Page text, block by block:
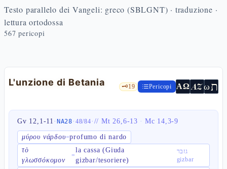
Testo parallelo dei Vangeli: greco (SBLGNT) · traduzione ·
lettura ortodossa
567 pericopi
L'unzione di Betania 🗝️19 Pericopi ΑΩ AZωת
Gv 12,1-11 · NA28· 48/84· //Mt 26,6-13 · Mc 14,3-9
μύρου νάρδου=profumo di nardo
τὸ
γλωσσόκομον
=
la cassa (Giuda
gizbar/tesoriere)
גזבר
gizbar